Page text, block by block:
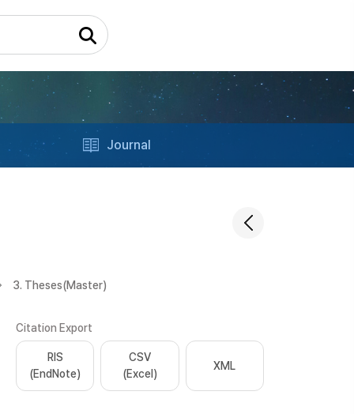
Journal
3. Theses(Master)
Citation Export
RIS
(EndNote)
CSV
(Excel)
XML